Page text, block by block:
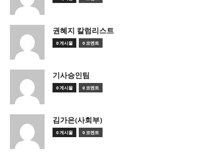
권혜지 칼럼리스트
0 게시물 0 코멘트
기사승인팀
0 게시물 0 코멘트
김가은(사회부)
0 게시물 0 코멘트